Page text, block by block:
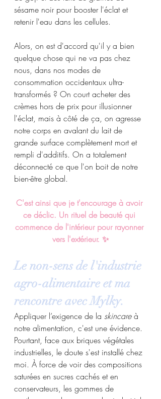
sésame noir pour booster l'éclat et
retenir l'eau dans les cellules.
Alors, on est d'accord qu'il y a bien
quelque chose qui ne va pas chez
nous, dans nos modes de
consommation occidentaux ultra-
transformés ? On court acheter des
crèmes hors de prix pour illusionner
l'éclat, mais à côté de ça, on agresse
notre corps en avalant du lait de
grande surface complètement mort et
rempli d'additifs. On a totalement
déconnecté ce que l'on boit de notre
bien-être global.
C'est ainsi que je t'encourage à avoir
ce déclic. Un rituel de beauté qui
commence de l'intérieur pour rayonner
vers l'extérieur. ✨
Le non-sens de l'industrie
agro-alimentaire et ma
rencontre avec Mylky.
Appliquer l’exigence de la skincare à
notre alimentation, c'est une évidence.
Pourtant, face aux briques végétales
industrielles, le doute s'est installé chez
moi. À force de voir des compositions
saturées en sucres cachés et en
conservateurs, les gommes de